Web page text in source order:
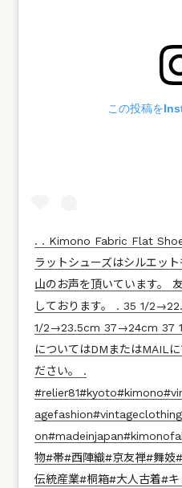
この投稿を
. . Kimono Fabric Flat
ラットシューズはシルエッ
山のお声を頂いています。
しております。 . 35 1/
1/2→23.5cm 37→24cm 37
についてはDMまたはMAIL
ださい。 .
物#帯#西陣織#京友禅#舞妓
伝統産業#桐箱#大人古着#